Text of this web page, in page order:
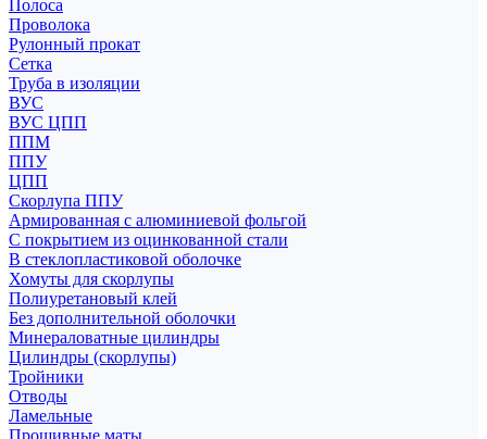
Полоса
Проволока
Рулонный прокат
Сетка
Труба в изоляции
ВУС
ВУС ЦПП
ППМ
ППУ
ЦПП
Скорлупа ППУ
Армированная с алюминиевой фольгой
С покрытием из оцинкованной стали
В стеклопластиковой оболочке
Хомуты для скорлупы
Полиуретановый клей
Без дополнительной оболочки
Минераловатные цилиндры
Цилиндры (скорлупы)
Тройники
Отводы
Ламельные
Прошивные маты